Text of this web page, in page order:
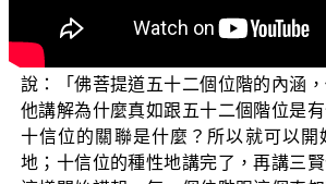
說明第八識真如心與佛菩提是什麼關
「真如跟佛菩提的關聯又是什麼呢？
說：「佛菩提道五十二個位階的內涵
他講解為什麼真如跟五十二個階位是
十信位的關聯是什麼？所以就可以開
地；十信位的種性地講完了，再講三